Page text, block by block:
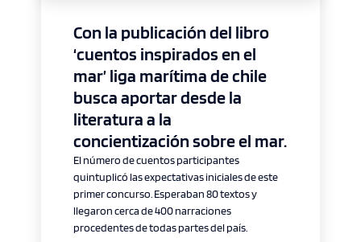
Con la publicación del libro
‘cuentos inspirados en el
mar’ liga marítima de chile
busca aportar desde la
literatura a la
concientización sobre el mar.
El número de cuentos participantes
quintuplicó las expectativas iniciales de este
primer concurso. Esperaban 80 textos y
llegaron cerca de 400 narraciones
procedentes de todas partes del país.